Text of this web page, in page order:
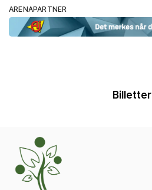
ARENAPARTNER
Billetter